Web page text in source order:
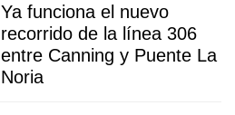
Ya funciona el nuevo
recorrido de la línea 306
entre Canning y Puente La
Noria